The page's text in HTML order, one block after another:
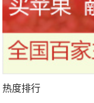
热度排行